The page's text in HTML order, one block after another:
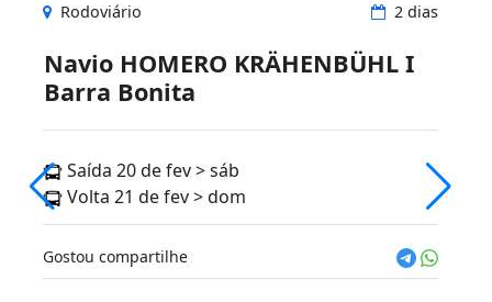
Rodoviário 2 dias
Navio HOMERO KRÄHENBÜHL I
Barra Bonita
Saída 20 de fev > sáb
Volta 21 de fev > dom
Gostou compartilhe